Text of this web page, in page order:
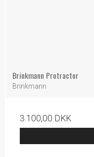
Brinkmann Protractor
Brinkmann
3.100,00 DKK